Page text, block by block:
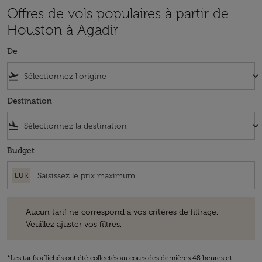
Offres de vols populaires à partir de
Houston à Agadir
De
flight_takeoff keyboard_arrow_down
Destination
flight_land keyboard_arrow_down
Budget
EUR
Aucun tarif ne correspond à vos critères de filtrage.
Veuillez ajuster vos filtres.
*Les tarifs affichés ont été collectés au cours des dernières 48 heures et